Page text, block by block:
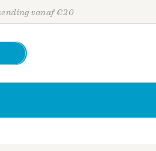
vanaf €20
Personen